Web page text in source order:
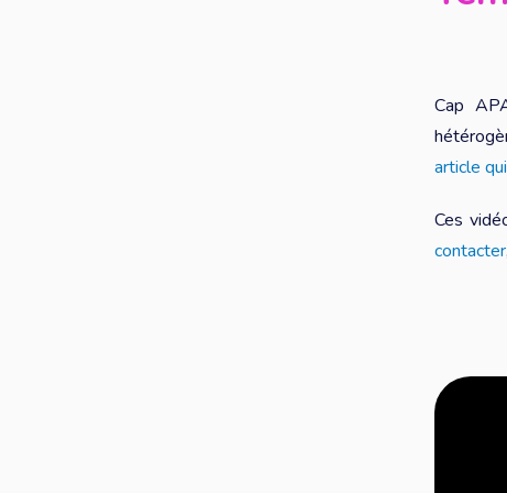
Cap
article
Ces
contacter